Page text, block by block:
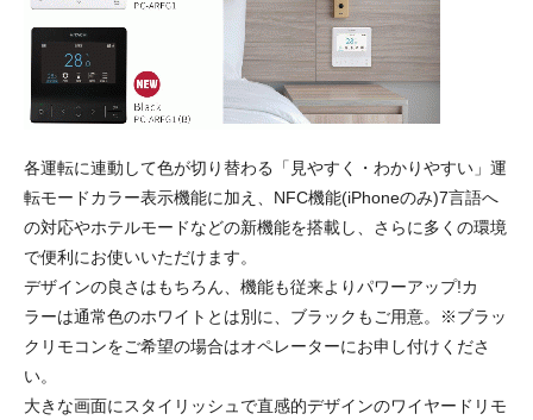
各運転に連動して色が切り替わる「見やすく・わかりやすい」運
転モードカラー表示機能に加え、NFC機能(iPhoneのみ)7言語へ
の対応やホテルモードなどの新機能を搭載し、さらに多くの環境
で便利にお使いいただけます。
デザインの良さはもちろん、機能も従来よりパワーアップ!カ
ラーは通常色のホワイトとは別に、ブラックもご用意。※ブラッ
クリモコンをご希望の場合はオペレーターにお申し付けくださ
い。
大きな画面にスタイリッシュで直感的デザインのワイヤードリモ